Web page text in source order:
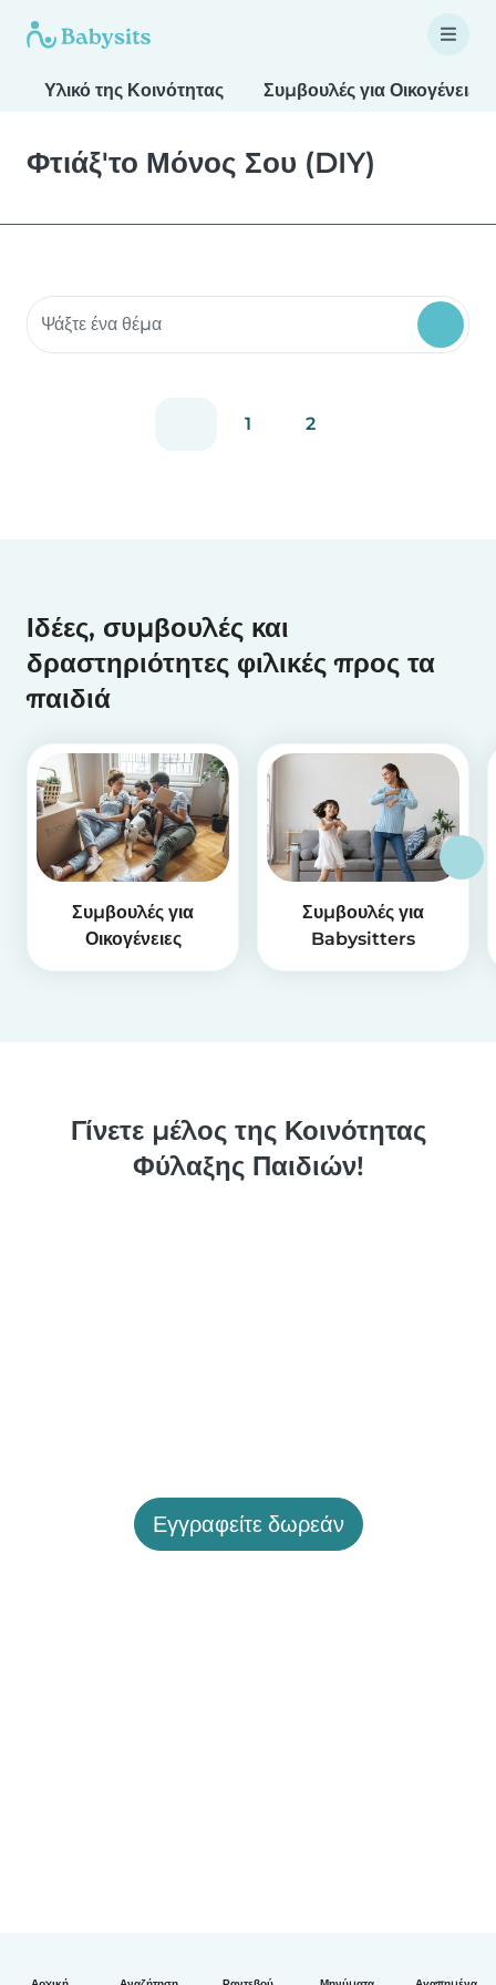
Υλικό της Κοινότητας Συμβουλές για Οικογένειες
Φτιάξ'το Μόνος Σου (DIY)
Αναζήτηση υλικού κοινότητας
1 2
Ιδέες, συμβουλές και
δραστηριότητες φιλικές προς τα
παιδιά
Συμβουλές για
Οικογένειες
Συμβουλές για
Babysitters
Γίνετε μέλος της Κοινότητας
Φύλαξης Παιδιών!
Εγγραφείτε δωρεάν